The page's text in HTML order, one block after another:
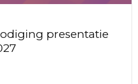
presentatie